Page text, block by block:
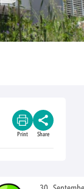
Print Share